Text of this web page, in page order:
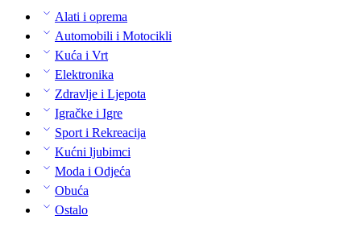
Alati i oprema
Automobili i Motocikli
Kuća i Vrt
Elektronika
Zdravlje i Ljepota
Igračke i Igre
Sport i Rekreacija
Kućni ljubimci
Moda i Odjeća
Obuća
Ostalo